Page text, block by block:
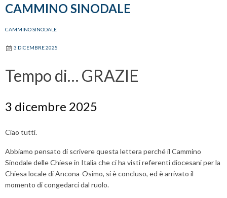
CAMMINO SINODALE
CAMMINO SINODALE
3 DICEMBRE 2025
Tempo di… GRAZIE
3 dicembre 2025
Ciao tutti.
Abbiamo pensato di scrivere questa lettera perché il Cammino
Sinodale delle Chiese in Italia che ci ha visti referenti diocesani per la
Chiesa locale di Ancona-Osimo, si è concluso, ed è arrivato il
momento di congedarci dal ruolo.